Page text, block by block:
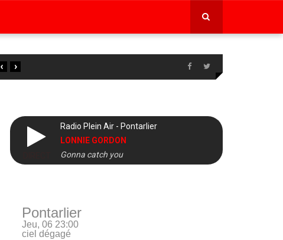
›
‹
Radio Plein Air - Pontarlier
LONNIE GORDON
Gonna catch you
Pontarlier
Jeu, 06 23:00
ciel dégagé